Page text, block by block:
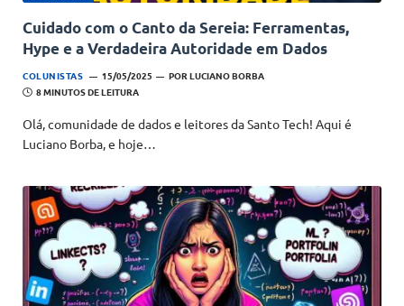
Cuidado com o Canto da Sereia: Ferramentas,
Hype e a Verdadeira Autoridade em Dados
COLUNISTAS 15/05/2025 POR LUCIANO BORBA
8 MINUTOS DE LEITURA
Olá, comunidade de dados e leitores da Santo Tech! Aqui é
Luciano Borba, e hoje…